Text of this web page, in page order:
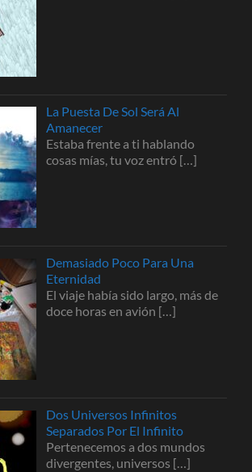
La Puesta De Sol Será Al
Amanecer
Estaba frente a ti hablando
cosas mías, tu voz entró […]
Demasiado Poco Para Una
Eternidad
El viaje había sido largo, más de
doce horas en avión […]
Dos Universos Infinitos
Separados Por El Infinito
Pertenecemos a dos mundos
divergentes, universos […]